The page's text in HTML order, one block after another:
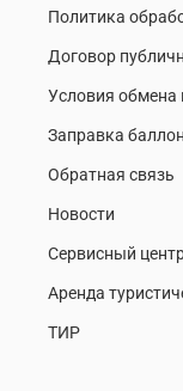
Политика
Договор
Условия обмена
Заправка
Обратная связь
Новости
Сервисный
Аренда
ТИР